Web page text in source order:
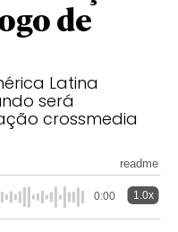
de
Latina
será
crossmedia
readme
0:00 1.0x